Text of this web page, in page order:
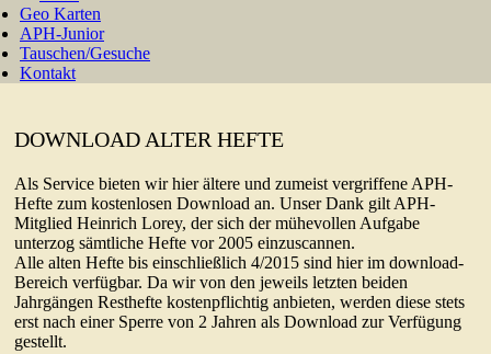
Geo Karten
APH-Junior
Tauschen/Gesuche
Kontakt
DOWNLOAD ALTER HEFTE
Als Service bieten wir hier ältere und zumeist vergriffene APH-
Hefte zum kostenlosen Download an. Unser Dank gilt APH-
Mitglied Heinrich Lorey, der sich der mühevollen Aufgabe
unterzog sämtliche Hefte vor 2005 einzuscannen.
Alle alten Hefte bis einschließlich 4/2015 sind hier im download-
Bereich verfügbar. Da wir von den jeweils letzten beiden
Jahrgängen Resthefte kostenpflichtig anbieten, werden diese stets
erst nach einer Sperre von 2 Jahren als Download zur Verfügung
gestellt.